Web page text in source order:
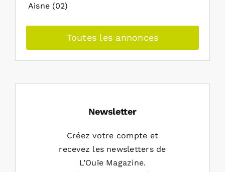
Aisne (02)
Toutes les annonces
Newsletter
Créez votre compte et
recevez les newsletters de
L’Ouïe Magazine.